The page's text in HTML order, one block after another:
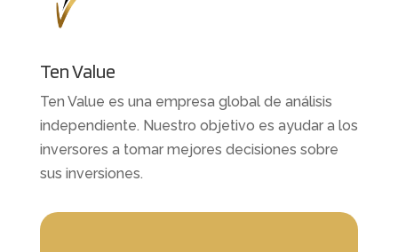
Ten Value
Ten Value es una empresa global de análisis
independiente. Nuestro objetivo es ayudar a los
inversores a tomar mejores decisiones sobre
sus inversiones.